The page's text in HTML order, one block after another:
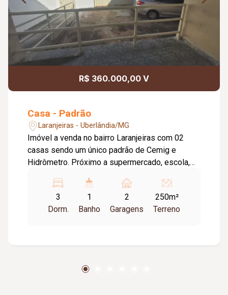
R$ 360.000,00 V
Casa - Padrão
Laranjeiras - Uberlândia/MG
Imóvel a venda no bairro Laranjeiras com 02
casas sendo um único padrão de Cemig e
Hidrômetro. Próximo a supermercado, escola,
Centro. Casa frente: Sala ampla Hall de
circulação 03 quartos amplos Banheiro Cozinha
Área de serviços Varanda Garagem para 02
3
Dorm.
1
Banho
2
Garagens
250m²
Terreno